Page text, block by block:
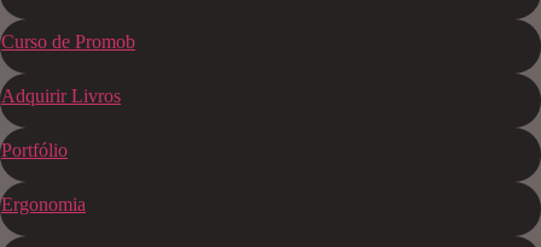
Curso de Promob
Adquirir Livros
Portfólio
Ergonomia